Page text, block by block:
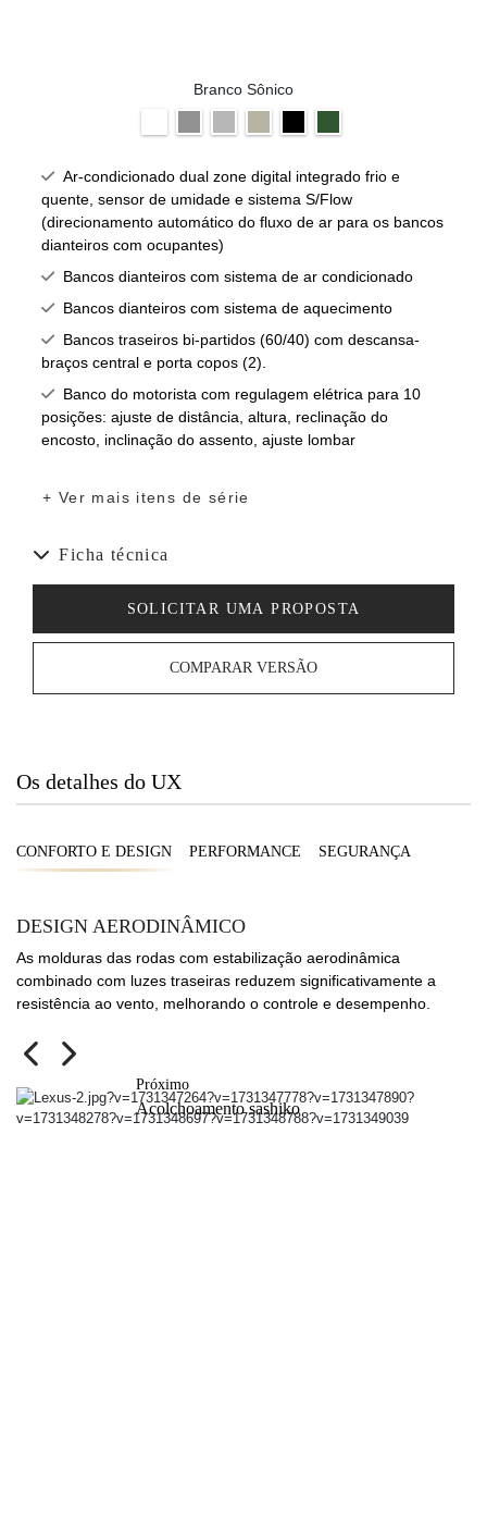
Branco Sônico
Ar-condicionado dual zone digital integrado frio e
quente, sensor de umidade e sistema S/Flow
(direcionamento automático do fluxo de ar para os bancos
dianteiros com ocupantes)
Bancos dianteiros com sistema de ar condicionado
Bancos dianteiros com sistema de aquecimento
Bancos traseiros bi-partidos (60/40) com descansa-
braços central e porta copos (2).
Banco do motorista com regulagem elétrica para 10
posições: ajuste de distância, altura, reclinação do
encosto, inclinação do assento, ajuste lombar
+ Ver mais itens de série
Ficha técnica
SOLICITAR UMA PROPOSTA
COMPARAR VERSÃO
Os detalhes do UX
CONFORTO E DESIGN PERFORMANCE SEGURANÇA
DESIGN AERODINÂMICO
As molduras das rodas com estabilização aerodinâmica
combinado com luzes traseiras reduzem significativamente a
resistência ao vento, melhorando o controle e desempenho.
PreviousNext
Próximo
Acolchoamento sashiko